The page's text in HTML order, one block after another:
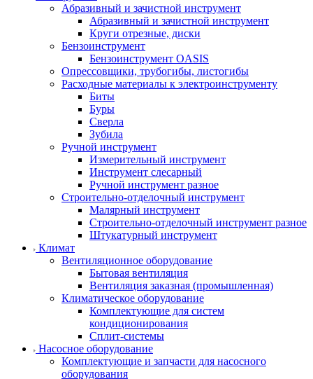
Абразивный и зачистной инструмент
Абразивный и зачистной инструмент
Круги отрезные, диски
Бензоинструмент
Бензоинструмент OASIS
Опрессовщики, трубогибы, листогибы
Расходные материалы к электроинструменту
Биты
Буры
Сверла
Зубила
Ручной инструмент
Измерительный инструмент
Инструмент слесарный
Ручной инструмент разное
Строительно-отделочный инструмент
Малярный инструмент
Строительно-отделочный инструмент разное
Штукатурный инструмент
Климат
Вентиляционное оборудование
Бытовая вентиляция
Вентиляция заказная (промышленная)
Климатическое оборудование
Комплектующие для систем
кондиционирования
Сплит-системы
Насосное оборудование
Комплектующие и запчасти для насосного
оборудования